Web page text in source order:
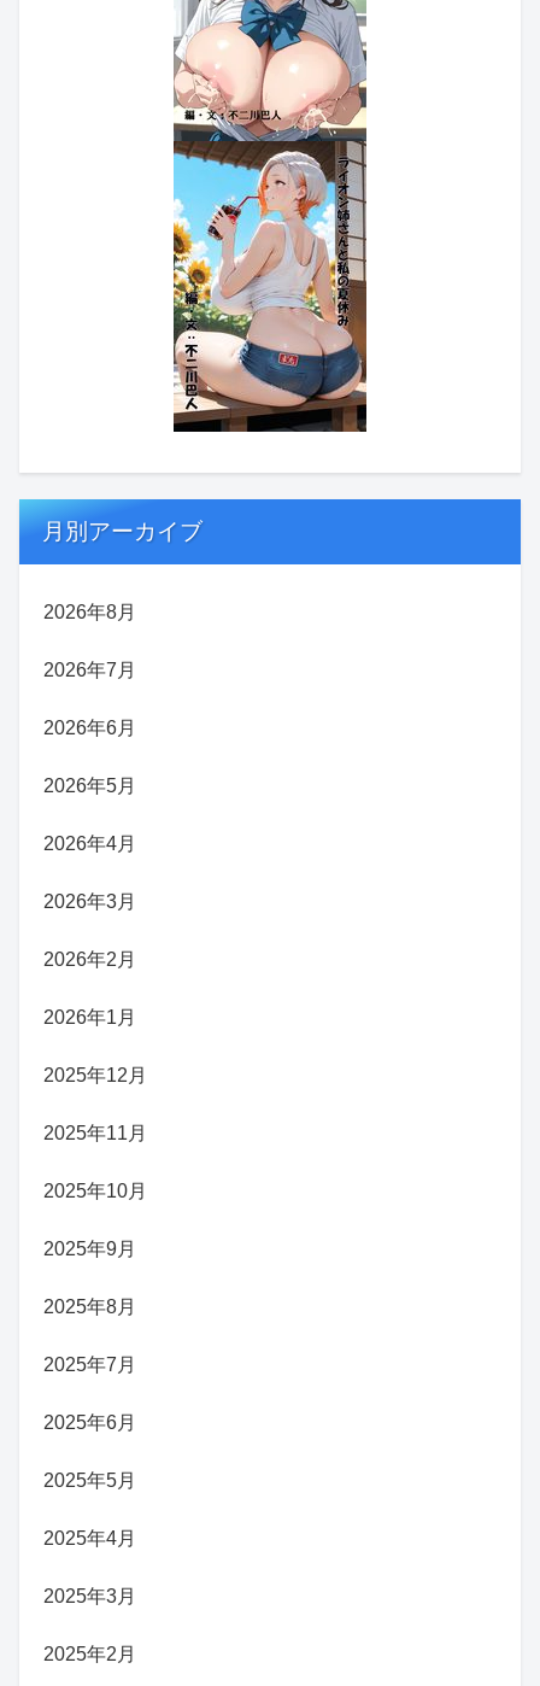
月別アーカイブ
2026年8月
2026年7月
2026年6月
2026年5月
2026年4月
2026年3月
2026年2月
2026年1月
2025年12月
2025年11月
2025年10月
2025年9月
2025年8月
2025年7月
2025年6月
2025年5月
2025年4月
2025年3月
2025年2月